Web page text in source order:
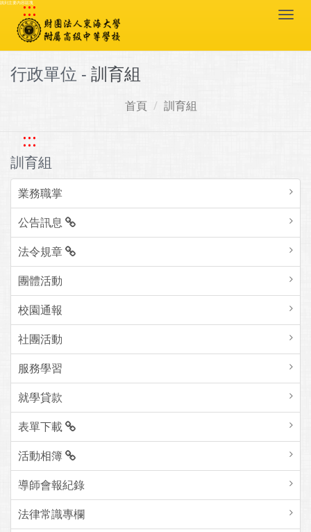
跳到主要內容區塊
:::
行政單位 - 訓育組
首頁 訓育組
:::
訓育組
業務職掌
公告訊息
法令規章
團體活動
校園通報
社團活動
服務學習
就學貸款
表單下載
活動相簿
導師會報紀錄
法律常識專欄